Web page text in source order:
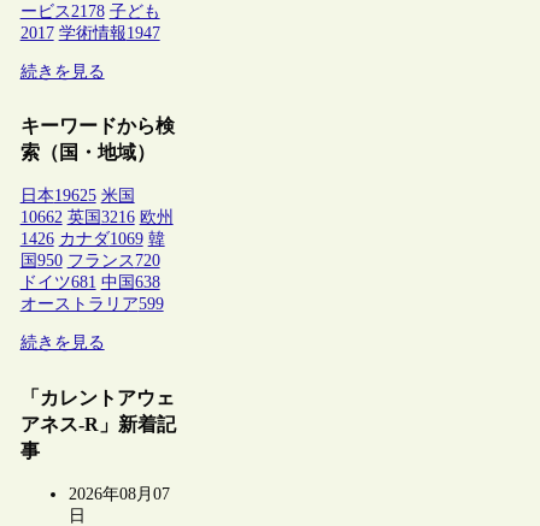
ービス 2178 子ども
2017 学術情報1947
続きを見る
キーワードから検
索（国・地域）
日本19625 米国
10662 英国 3216 欧州
1426 カナダ1069 韓
国 950 フランス 720
ドイツ681 中国 638
オーストラリア599
続きを見る
「カレントアウェ
アネス-R」新着記
事
2026年08月07
日